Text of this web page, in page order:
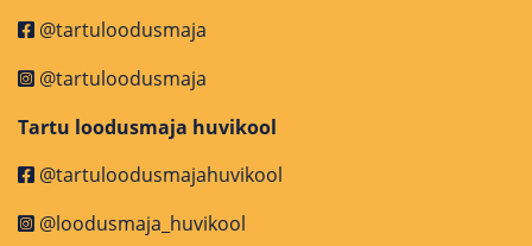
@tartuloodusmaja
@tartuloodusmaja
Tartu loodusmaja huvikool
@tartuloodusmajahuvikool
@loodusmaja_huvikool